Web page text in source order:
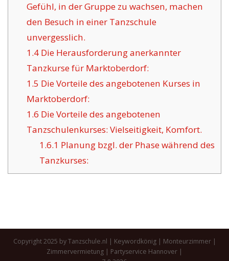
Gefühl, in der Gruppe zu wachsen, machen
den Besuch in einer Tanzschule
unvergesslich.
1.4Die Herausforderung anerkannter
Tanzkurse für Marktoberdorf:
1.5 Die Vorteile des angebotenen Kurses in
Marktoberdorf:
1.6 Die Vorteile des angebotenen
Tanzschulenkurses: Vielseitigkeit, Komfort.
1.6.1 Planung bzgl. der Phase während des
Tanzkurses:
Copyright 2025 by Tanzschule.nl | Keywordkönig| Monteurzimmer|
Zimmervermietung | Partyservice Hannover |